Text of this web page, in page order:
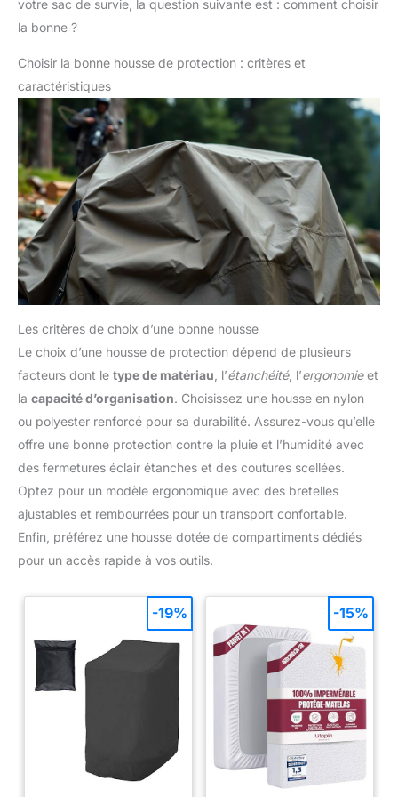
Nous croyons fermement que le
sac de couchage d'urgence
enrouler un sweat-shirt ou une
matelas de sol. Équipé d'une
housse imperméable pour
pluie
mari / femme, etc.
votre sac de survie, la question suivante est : comment choisir
la bonne ?
Choisir la bonne housse de protection : critères et
caractéristiques
Les critères de choix d’une bonne housse
Le choix d’une housse de protection dépend de plusieurs
facteurs dont le type de matériau , l’étanchéité, l’ergonomieet
la capacité d’organisation. Choisissez une housse en nylon
ou polyester renforcé pour sa durabilité. Assurez-vous qu’elle
offre une bonne protection contre la pluie et l’humidité avec
des fermetures éclair étanches et des coutures scellées.
Optez pour un modèle ergonomique avec des bretelles
ajustables et rembourrées pour un transport confortable.
Enfin, préférez une housse dotée de compartiments dédiés
pour un accès rapide à vos outils.
-19% -15%